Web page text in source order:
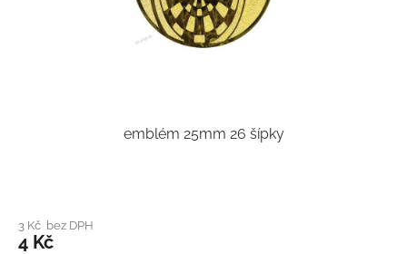
emblém 25mm 26 šípky
3 Kč bez DPH
4 Kč